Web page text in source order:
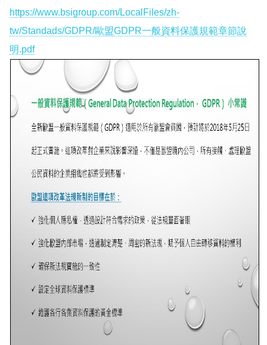
https://www.bsigroup.com/LocalFiles/zh-
tw/Standads/GDPR/歐盟GDPR一般資料保護規範章節說
明.pdf